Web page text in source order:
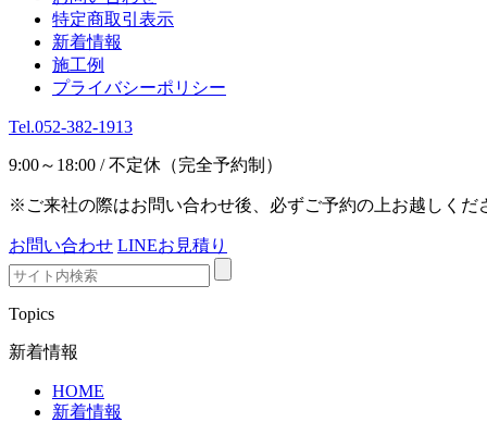
特定商取引表示
新着情報
施工例
プライバシーポリシー
Tel.052-382-1913
9:00～18:00 / 不定休（完全予約制）
※ご来社の際はお問い合わせ後、必ずご予約の上お越しくだ
お問い合わせ LINEお見積り
Topics
新着情報
HOME
新着情報